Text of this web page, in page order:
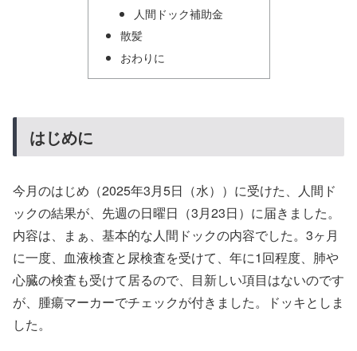
人間ドック補助金
散髪
おわりに
はじめに
今月のはじめ（2025年3月5日（水））に受けた、人間ド
ックの結果が、先週の日曜日（3月23日）に届きました。
内容は、まぁ、基本的な人間ドックの内容でした。3ヶ月
に一度、血液検査と尿検査を受けて、年に1回程度、肺や
心臓の検査も受けて居るので、目新しい項目はないのです
が、腫瘍マーカーでチェックが付きました。ドッキとしま
した。